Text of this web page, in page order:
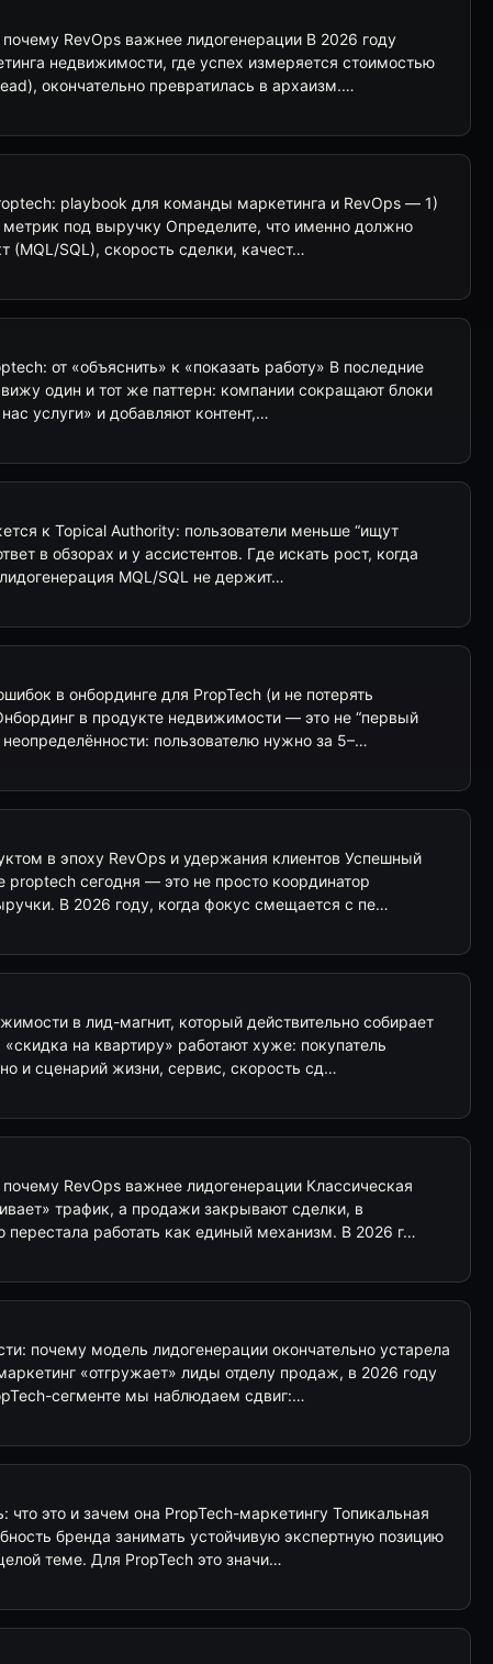
RevOps важнее лидогенерации В 2026 году
недвижимости, где успех измеряется стоимостью
окончательно превратилась в архаизм.…
playbook для команды маркетинга и RevOps — 1)
под выручку Определите, что именно должно
(MQL/SQL), скорость сделки, качест…
от «объяснить» к «показать работу» В последние
один и тот же паттерн: компании сокращают блоки
услуги» и добавляют контент,…
к Topical Authority: пользователи меньше “ищут
в обзорах и у ассистентов. Где искать рост, когда
MQL/SQL не держит…
в онбординге для PropTech (и не потерять
в продукте недвижимости — это не “первый
пользователю нужно за 5–…
в эпоху RevOps и удержания клиентов Успешный
сегодня — это не просто координатор
В 2026 году, когда фокус смещается с пе…
в лид-магнит, который действительно собирает
на квартиру» работают хуже: покупатель
и сценарий жизни, сервис, скорость сд…
RevOps важнее лидогенерации Классическая
трафик, а продажи закрывают сделки, в
перестала работать как единый механизм. В 2026 г…
почему модель лидогенерации окончательно устарела
«отгружает» лиды отделу продаж, в 2026 году
сегменте мы наблюдаем сдвиг:…
что это и зачем она PropTech-маркетингу Топикальная
бренда занимать устойчивую экспертную позицию
теме. Для PropTech это значи…